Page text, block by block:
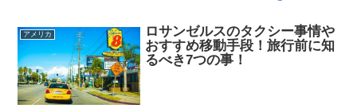
アメリカ
ロサンゼルスのタクシー事情や
おすすめ移動手段！旅行前に知
るべき7つの事！